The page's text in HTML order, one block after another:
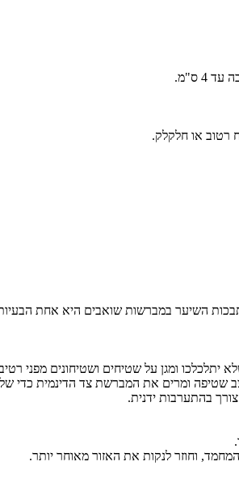
ומגן על שטיחים ושטיחונים מפני
שטיפה ומרים את המברשת צד הדינמית כדי
בהתערבות ידנית.
וחוזר לנקות את האזור מאוחר יותר.